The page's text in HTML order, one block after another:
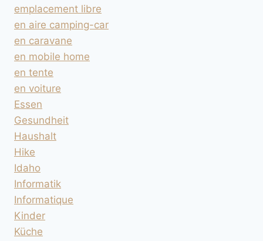
emplacement libre
en aire camping-car
en caravane
en mobile home
en tente
en voiture
Essen
Gesundheit
Haushalt
Hike
Idaho
Informatik
Informatique
Kinder
Küche